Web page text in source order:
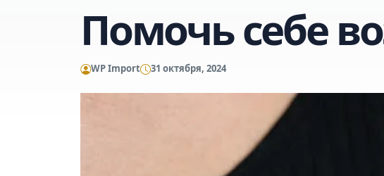
Помочь себе
WP Import 31 октября, 2024